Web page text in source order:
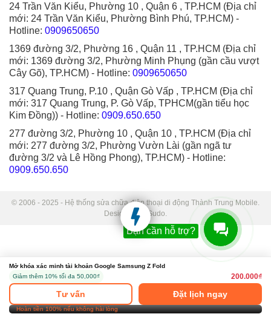
24 Trần Văn Kiểu, Phường 10 , Quận 6 , TP.HCM (Địa chỉ
mới: 24 Trần Văn Kiểu, Phường Bình Phú, TP.HCM) -
Hotline: 0909650650
1369 đường 3/2, Phường 16 , Quận 11 , TP.HCM (Địa chỉ
mới: 1369 đường 3/2, Phường Minh Phụng (gần cầu vượt
Cây Gõ), TP.HCM) - Hotline: 0909650650
317 Quang Trung, P.10 , Quận Gò Vấp , TP.HCM (Địa chỉ
mới: 317 Quang Trung, P. Gò Vấp, TPHCM(gần tiểu học
Kim Đồng)) - Hotline: 0909.650.650
277 đường 3/2, Phường 10 , Quận 10 , TP.HCM (Địa chỉ
mới: 277 đường 3/2, Phường Vườn Lài (gần ngã tư
đường 3/2 và Lê Hồng Phong), TP.HCM) - Hotline:
0909.650.650
© 2006 - 2025 - Hệ thống sửa chữa điện thoại di động Thành Trung Mobile.
Designed by Sudo.
Mở khóa xác minh tài khoản Google Samsung Z Fold
Giảm thêm 10% tối đa 50,000₫
200.000₫
Tư vấn Đặt lịch ngay
Hoàn tiền 100% nếu không hài lòng
Bạn cần hỗ trợ?